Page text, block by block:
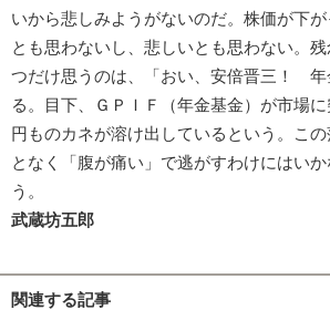
いから悲しみようがないのだ。株価が下
とも思わないし、悲しいとも思わない。
つだけ思うのは、「おい、安倍晋三！ 年
る。目下、ＧＰＩＦ（年金基金）が市場
円ものカネが溶け出しているという。こ
となく「腹が痛い」で逃がすわけにはい
武蔵坊五郎
関連する記事